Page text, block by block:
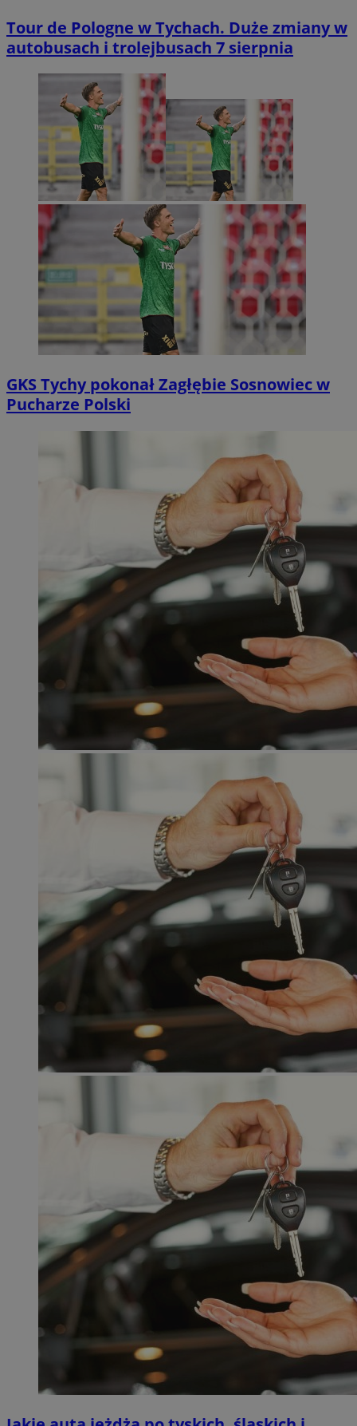
Tour de Pologne w Tychach. Duże zmiany w
autobusach i trolejbusach 7 sierpnia
GKS Tychy pokonał Zagłębie Sosnowiec w
Pucharze Polski